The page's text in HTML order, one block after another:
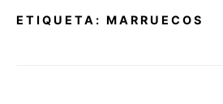
ETIQUETA: MARRUECOS